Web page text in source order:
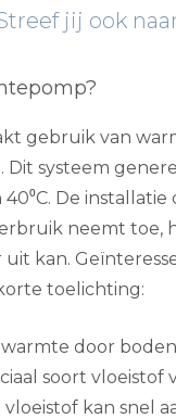
jij ook
gebruik van
systeem
De installatie
neemt toe,
kan.
toelichting:
door
soort vloeistof
vloeistof kan snel